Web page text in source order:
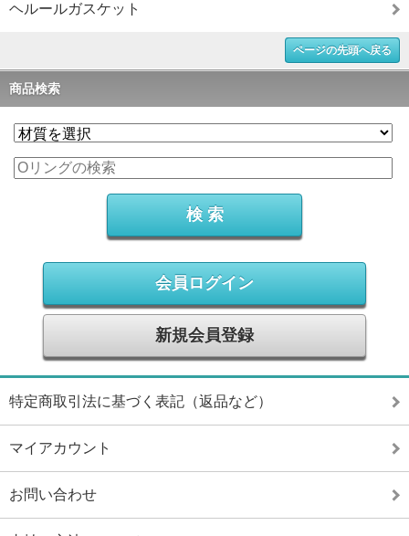
ヘルールガスケット
ページの先頭へ戻る
商品検索
会員ログイン
新規会員登録
特定商取引法に基づく表記（返品など）
マイアカウント
お問い合わせ